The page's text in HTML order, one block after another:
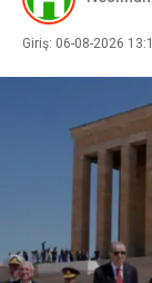
Giriş: 06-08-2026